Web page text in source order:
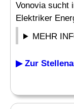
Vonovia sucht
Elektriker
MEHR
▶ Zur